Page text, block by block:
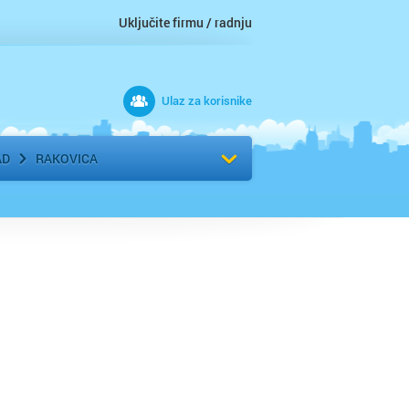
Uključite firmu / radnju
Ulaz za korisnike
RAKOVICA